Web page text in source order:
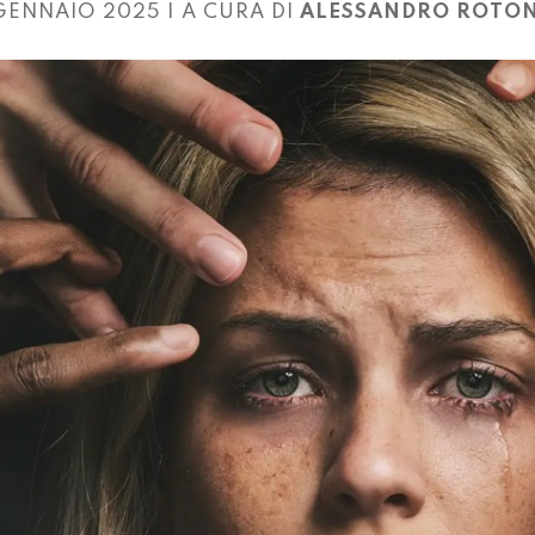
2025 | A CURA DI ALESSANDRO